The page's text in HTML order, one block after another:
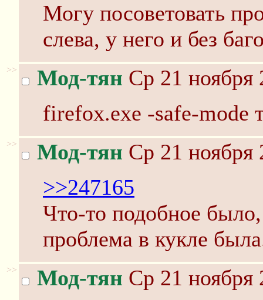
Могу посоветовать
слева, у него и без
>> Мод-тян Ср 21 ноября
firefox.exe -safe-mode
>> Мод-тян Ср 21 ноября
>>247165
Что-то подобное
проблема в кукле
>> Мод-тян Ср 21 ноября